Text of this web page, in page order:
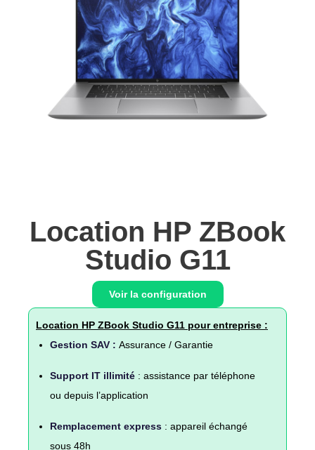
Location HP ZBook
Studio G11
Voir la configuration
Location HP ZBook Studio G11 pour entreprise :
Gestion SAV : Assurance / Garantie
Support IT illimité : assistance par téléphone
ou depuis l’application
Remplacement express : appareil échangé
sous 48h